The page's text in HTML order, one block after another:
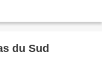
du Sud